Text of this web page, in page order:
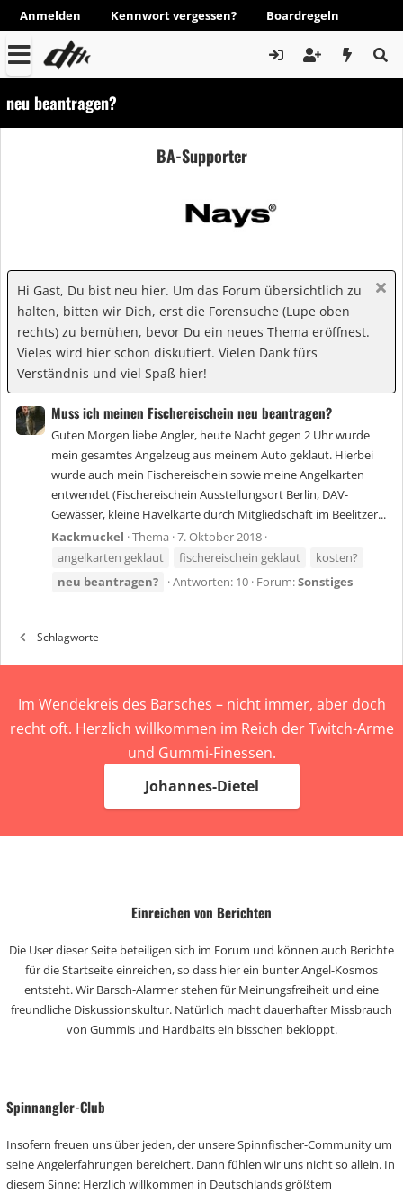
Anmelden Kennwort vergessen? Boardregeln
neu beantragen?
BA-Supporter
Hi Gast, Du bist neu hier. Um das Forum übersichtlich zu
halten, bitten wir Dich, erst die Forensuche (Lupe oben
rechts) zu bemühen, bevor Du ein neues Thema eröffnest.
Vieles wird hier schon diskutiert. Vielen Dank fürs
Verständnis und viel Spaß hier!
Muss ich meinen Fischereischein neu beantragen?
Guten Morgen liebe Angler, heute Nacht gegen 2 Uhr wurde
mein gesamtes Angelzeug aus meinem Auto geklaut. Hierbei
wurde auch mein Fischereischein sowie meine Angelkarten
entwendet (Fischereischein Ausstellungsort Berlin, DAV-
Gewässer, kleine Havelkarte durch Mitgliedschaft im Beelitzer...
Kackmuckel Thema 7. Oktober 2018
angelkarten geklaut
fischereischein geklaut
kosten?
neu beantragen? Antworten: 10 Forum:Sonstiges
Schlagworte
Im Wendekreis des Barsches – nicht immer, aber doch
recht oft. Herzlich willkommen im Reich der Twitch-Arme
und Gummi-Finessen.
Johannes-Dietel
Einreichen von Berichten
Die User dieser Seite beteiligen sich im Forum und können auch Berichte
für die Startseite einreichen, so dass hier ein bunter Angel-Kosmos
entsteht. Wir Barsch-Alarmer stehen für Meinungsfreiheit und eine
freundliche Diskussionskultur. Natürlich macht dauerhafter Missbrauch
von Gummis und Hardbaits ein bisschen bekloppt.
Spinnangler-Club
Insofern freuen uns über jeden, der unsere Spinnfischer-Community um
seine Angelerfahrungen bereichert. Dann fühlen wir uns nicht so allein. In
diesem Sinne: Herzlich willkommen in Deutschlands größtem